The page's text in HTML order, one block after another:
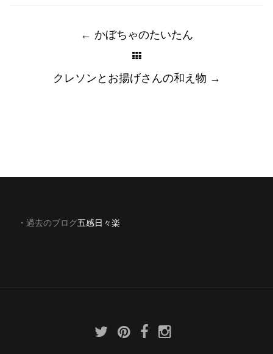
navigation← かぼちゃのたいたん
クレソンとお揚げさんの和え物 →
・過去のブログ五感日々楽